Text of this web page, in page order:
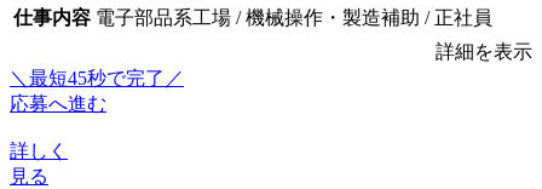
仕事内容 電子部品系工場 / 機械操作・製造補助 / 正社員
詳細を表示
＼最短45秒で完了／
応募へ進む
詳しく
見る